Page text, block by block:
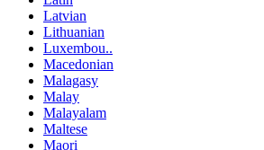
Latvian
Lithuanian
Luxembou..
Macedonian
Malagasy
Malay
Malayalam
Maltese
Maori